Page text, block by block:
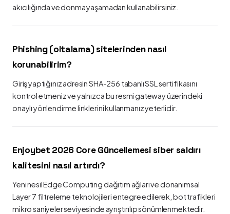
akıcılığında ve donma yaşamadan kullanabilirsiniz.
Phishing (oltalama) sitelerinden nasıl
korunabilirim?
Giriş yaptığınız adresin SHA-256 tabanlı SSL sertifikasını
kontrol etmeniz ve yalnızca bu resmi gateway üzerindeki
onaylı yönlendirme linklerini kullanmanız yeterlidir.
Enjoybet 2026 Core Güncellemesi siber saldırı
kalitesini nasıl artırdı?
Yeni nesil Edge Computing dağıtım ağları ve donanımsal
Layer 7 filtreleme teknolojileri entegre edilerek, bot trafikleri
mikro saniyeler seviyesinde ayrıştırılıp sönümlenmektedir.